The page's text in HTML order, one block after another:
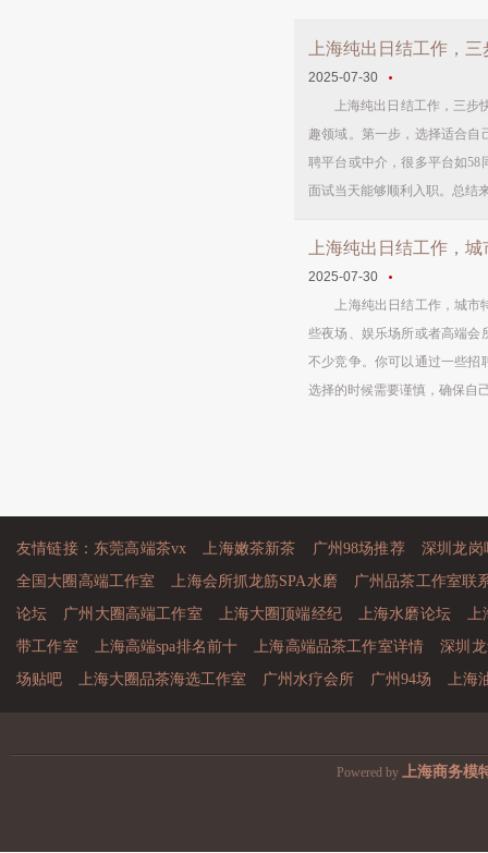
上海纯出日结工作，
2025-07-30
上海纯出日结工作，三步快
趣领域。第一步，选择适合
聘平台或中介，很多平台如
面试当天能够顺利入职。总结
上海纯出日结工作，
2025-07-30
上海纯出日结工作，城市特
些夜场、娱乐场所或者高端会
不少竞争。你可以通过一些招
选择的时候需要谨慎，确保自
友情链接： 东莞高端茶vx 上海嫩茶新茶 广州98场推荐
深圳龙岗
全国大圈高端工作室
上海会所抓龙筋SPA水磨
广州品茶工作室联
论坛
广州大圈高端工作室 上海大圈顶端经纪 上海水磨论坛
上
带工作室
上海高端spa排名前十 上海高端品茶工作室详情
深圳
场贴吧
上海大圈品茶海选工作室 广州水疗会所 广州94场 上海
Powered by 上海商务模